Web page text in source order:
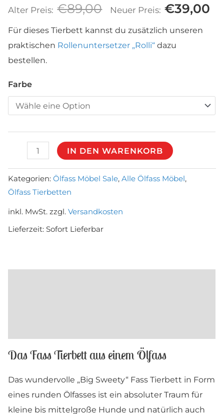
Alter Preis: €89,00 Ursprünglicher
Preis
war:
Neuer Preis: €39,00
Für dieses Tierbett kannst du zusätzlich unseren
praktischen Rollenuntersetzer „Rolli“ dazu
bestellen.
Farbe
"Big
Sweety"
Menge
IN DEN WARENKORB
Kategorien:Ölfass Möbel Sale,Alle Ölfass Möbel,
Ölfass Tierbetten
inkl. MwSt. zzgl.Versandkosten
Lieferzeit:Sofort Lieferbar
Das Fass Tierbett aus einem Ölfass
Das wundervolle „Big Sweety“ Fass Tierbett in Form
eines runden Ölfasses ist ein absoluter Traum für
kleine bis mittelgroße Hunde und natürlich auch